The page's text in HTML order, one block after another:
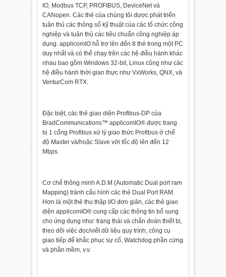
IO, Modbus TCP, PROFIBUS, DeviceNet và
CANopen. Các thẻ của chúng tôi được phát triển
tuân thủ các thông số kỹ thuật của các tổ chức công
nghiệp và tuân thủ các tiêu chuẩn công nghiệp áp
dụng. applicomIO hỗ trợ lên đến 8 thẻ trong một PC
duy nhất và có thể chạy trên các hệ điều hành khác
nhau bao gồm Windows 32-bit, Linux cũng như các
hệ điều hành thời gian thực như VxWorks, QNX, và
VenturCom RTX.
Đặc biệt, các thẻ giao diện Profibus-DP của
BradCommunications™ applicomIO® được trang
bị 1 cổng Profibus xử lý giao thức Profibus ở chế
độ Master và/hoặc Slave với tốc độ lên đến 12
Mbps.
Cơ chế thông minh A.D.M (Automatic Dual port ram
Mapping) tránh cấu hình các thẻ Dual Port RAM.
Hơn là một thẻ thu thập I/O đơn giản, các thẻ giao
diện applicomIO® cung cấp các thông tin bổ sung
cho ứng dụng như: trạng thái và chẩn đoán thiết bị,
theo dõi việc đọc/viết dữ liệu quy trình, công cụ
giao tiếp để khắc phục sự cố, Watchdog phần cứng
và phần mềm, v.v.